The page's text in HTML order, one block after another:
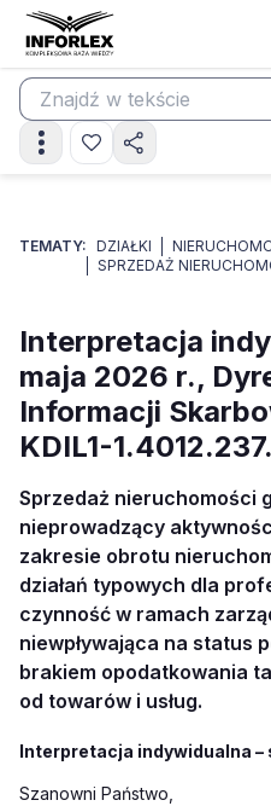
TEMATY: DZIAŁKI
SPRZEDAŻ
Interpretacja
maja 2026 r.,
Informacji
KDIL1-
Sprzedaż nieruchomości
nieprowadzący
zakresie obrotu
działań typowych dla
czynność w ramach
niewpływająca na status
brakiem opodatkowania
od towarów i usług.
Interpretacja indywidualna –
Szanowni Państwo,